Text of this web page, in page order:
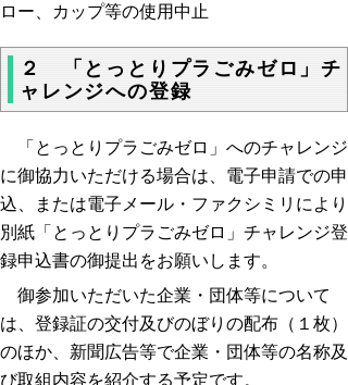
ロー、カップ等の使用中止
２ 「とっとりプラごみゼロ」チ
ャレンジへの登録
「とっとりプラごみゼロ」へのチャレンジ
に御協力いただける場合は、電子申請での申
込、または電子メール・ファクシミリにより
別紙「とっとりプラごみゼロ」チャレンジ登
録申込書の御提出をお願いします。
御参加いただいた企業・団体等について
は、登録証の交付及びのぼりの配布（１枚）
のほか、新聞広告等で企業・団体等の名称及
び取組内容を紹介する予定です。